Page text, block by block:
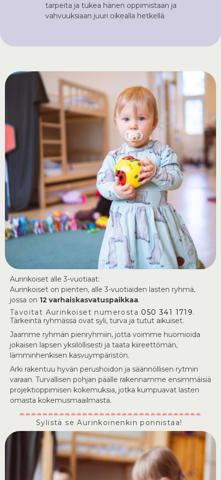
tarpeita ja tukea hänen oppimistaan ja
vahvuuksiaan juuri oikealla hetkellä.
Aurinkoiset alle 3-vuotiaat:
Aurinkoiset on pienten, alle 3-vuotiaiden lasten ryhmä,
jossa on 12 varhaiskasvatuspaikkaa.
Tavoitat Aurinkoiset numerosta 050 341 1719.
Tärkeintä ryhmässä ovat syli, turva ja tutut aikuiset.
Jaamme ryhmän pienryhmiin, jotta voimme huomioida
jokaisen lapsen yksilöllisesti ja taata kiireettömän,
lämminhenkisen kasvuympäristön.
Arki rakentuu hyvän perushoidon ja säännöllisen rytmin
varaan. Turvallisen pohjan päälle rakennamme ensimmäisiä
projektioppimisen kokemuksia, jotka kumpuavat lasten
omasta kokemusmaailmasta.
Sylistä se Aurinkoinenkin ponnistaa!